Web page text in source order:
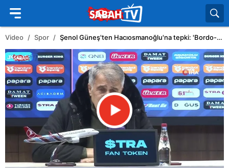
Video Spor Şenol Güneş'ten Hacıosmanoğlu'na tepki: 'Bordo-mavi kan olmaz. Kan kırmızıdır' | Video